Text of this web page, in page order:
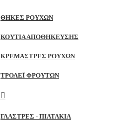
ΘΉΚΕΣ ΡΟΎΧΩΝ
ΚΟΥΤΙΆ ΑΠΟΘΉΚΕΥΣΗΣ
ΚΡΕΜΆΣΤΡΕΣ ΡΟΎΧΩΝ
ΤΡΌΛΕΪ ΦΡΟΎΤΩΝ
ΓΛΆΣΤΡΕΣ - ΠΙΑΤΆΚΙΑ